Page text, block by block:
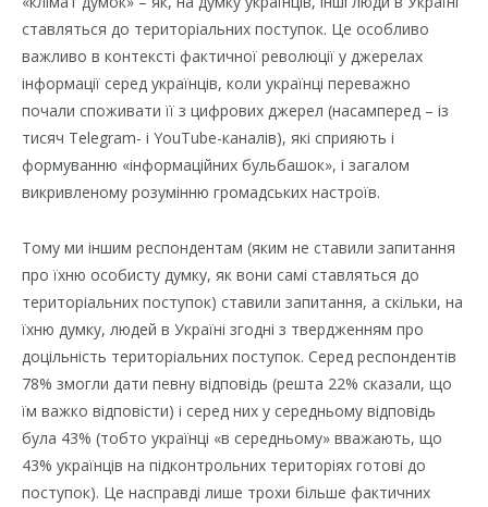
ставляться до територіальних поступок. Це особливо
важливо в контексті фактичної революції у джерелах
інформації серед українців, коли українці переважно
почали споживати її з цифрових джерел (насамперед – із
тисяч Telegram- і YouTube-каналів), які сприяють і
формуванню «інформаційних бульбашок», і загалом
викривленому розумінню громадських настроїв.
Тому ми іншим респондентам (яким не ставили запитання
про їхню особисту думку, як вони самі ставляться до
територіальних поступок) ставили запитання, а скільки, на
їхню думку, людей в Україні згодні з твердженням про
доцільність територіальних поступок. Серед респондентів
78% змогли дати певну відповідь (решта 22% сказали, що
їм важко відповісти) і серед них у середньому відповідь
була 43% (тобто українці «в середньому» вважають, що
43% українців на підконтрольних територіях готові до
поступок). Це насправді лише трохи більше фактичних